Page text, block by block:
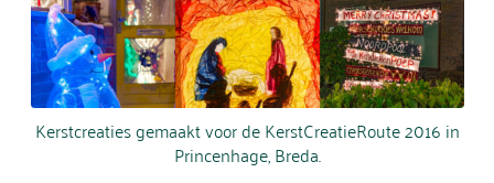
Kerstcreaties gemaakt voor de KerstCreatieRoute 2016 in
Princenhage, Breda.